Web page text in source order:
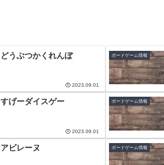
どうぶつかくれんぼ
2023.09.01
ボードゲーム情報
すげーダイスゲー
2023.09.01
ボードゲーム情報
アビレーヌ ボードゲーム情報